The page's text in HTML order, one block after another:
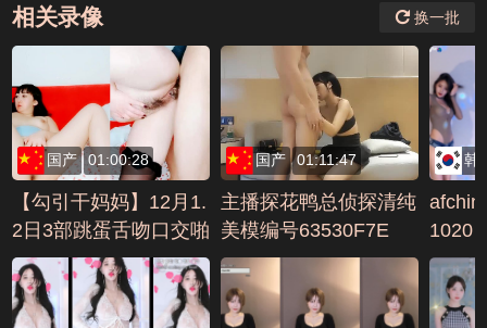
相关录像 换一批
国产 01:00:28
【勾引干妈妈】12月1.
2日3部跳蛋舌吻口交啪
啪吞精内射(3)编号4E8
461E6
国产 01:11:47
主播探花鸭总侦探清纯
美模编号63530F7E
韩
1020